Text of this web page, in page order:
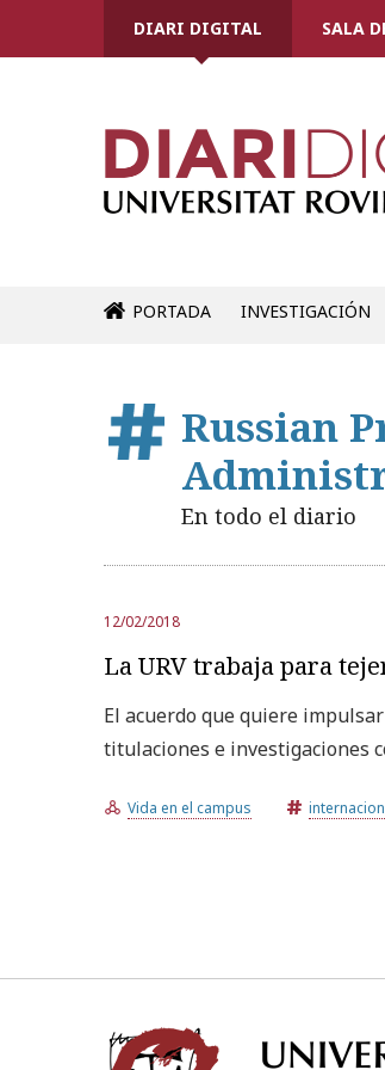
DIARI DIGITAL SALA
PORTADA INVESTIGACIÓN
Russian
En todo el diario
12/02/2018
La URV trabaja para
El acuerdo que quiere
titulaciones e investigaciones
Vida en el campus